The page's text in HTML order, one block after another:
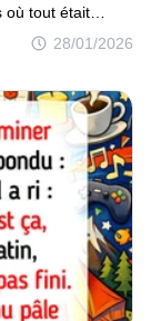
28/01/2026
où tout était